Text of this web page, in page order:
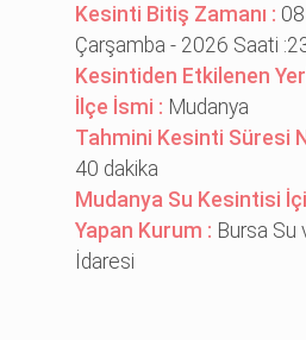
Kesinti Bitiş Zamanı :
Çarşamba - 2026 Saati
Kesintiden Etkilenen
İlçe İsmi : Mudanya
Tahmini Kesinti Süresi
40 dakika
Mudanya Su Kesintisi
Yapan Kurum : Bursa Su
İdaresi